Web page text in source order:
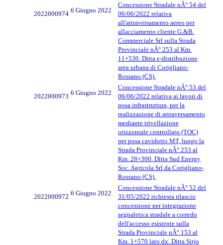
2022000974 6 Giugno 2022
Concessione Stradale nÂ° 54 del
06/06/2022 relativa
all'attraversamento aereo per
allacciamento cliente G.&B.
Commerciale Srl sulla Strada
Provinciale nÂ° 253 al Km.
11+530. Ditta e-distribuzione
area urbana di Corigliano-
Rossano (CS).
2022000973 6 Giugno 2022
Concessione Stradale nÂ° 53 del
06/06/2022 relativa ai lavori di
posa infrastruttura, per la
realizzazione di attraversamento
mediante trivellazione
orizzontale controllato (TOC)
per posa cavidotto MT, lungo la
Strada Provinciale nÂ° 253 al
Km. 28+300. Ditta Sud Energy
Soc. Agricola Srl da Corigliano-
Rossano (CS).
2022000972 6 Giugno 2022
Concessione Stradale nÂ° 52 del
31/05/2022 richiesta rilascio
concessione per integrazione
segnaletica stradale a corredo
dell'accesso esistente sulla
Strada Provinciale nÂ° 153 al
Km. 1+570 lato dx. Ditta Sirjo